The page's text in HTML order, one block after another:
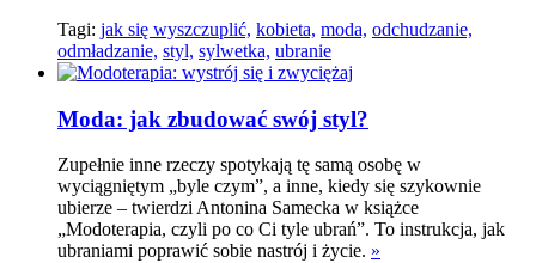
Tagi: jak się wyszczuplić, kobieta, moda, odchudzanie,
odmładzanie, styl, sylwetka, ubranie
Moda: jak zbudować swój styl?
Zupełnie inne rzeczy spotykają tę samą osobę w
wyciągniętym „byle czym”, a inne, kiedy się szykownie
ubierze – twierdzi Antonina Samecka w książce
„Modoterapia, czyli po co Ci tyle ubrań”. To instrukcja, jak
ubraniami poprawić sobie nastrój i życie. »